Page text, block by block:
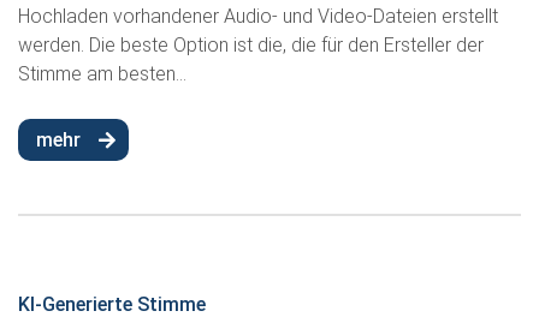
Hochladen vorhandener Audio- und Video-Dateien erstellt
werden. Die beste Option ist die, die für den Ersteller der
Stimme am besten...
mehr
KI-Generierte Stimme